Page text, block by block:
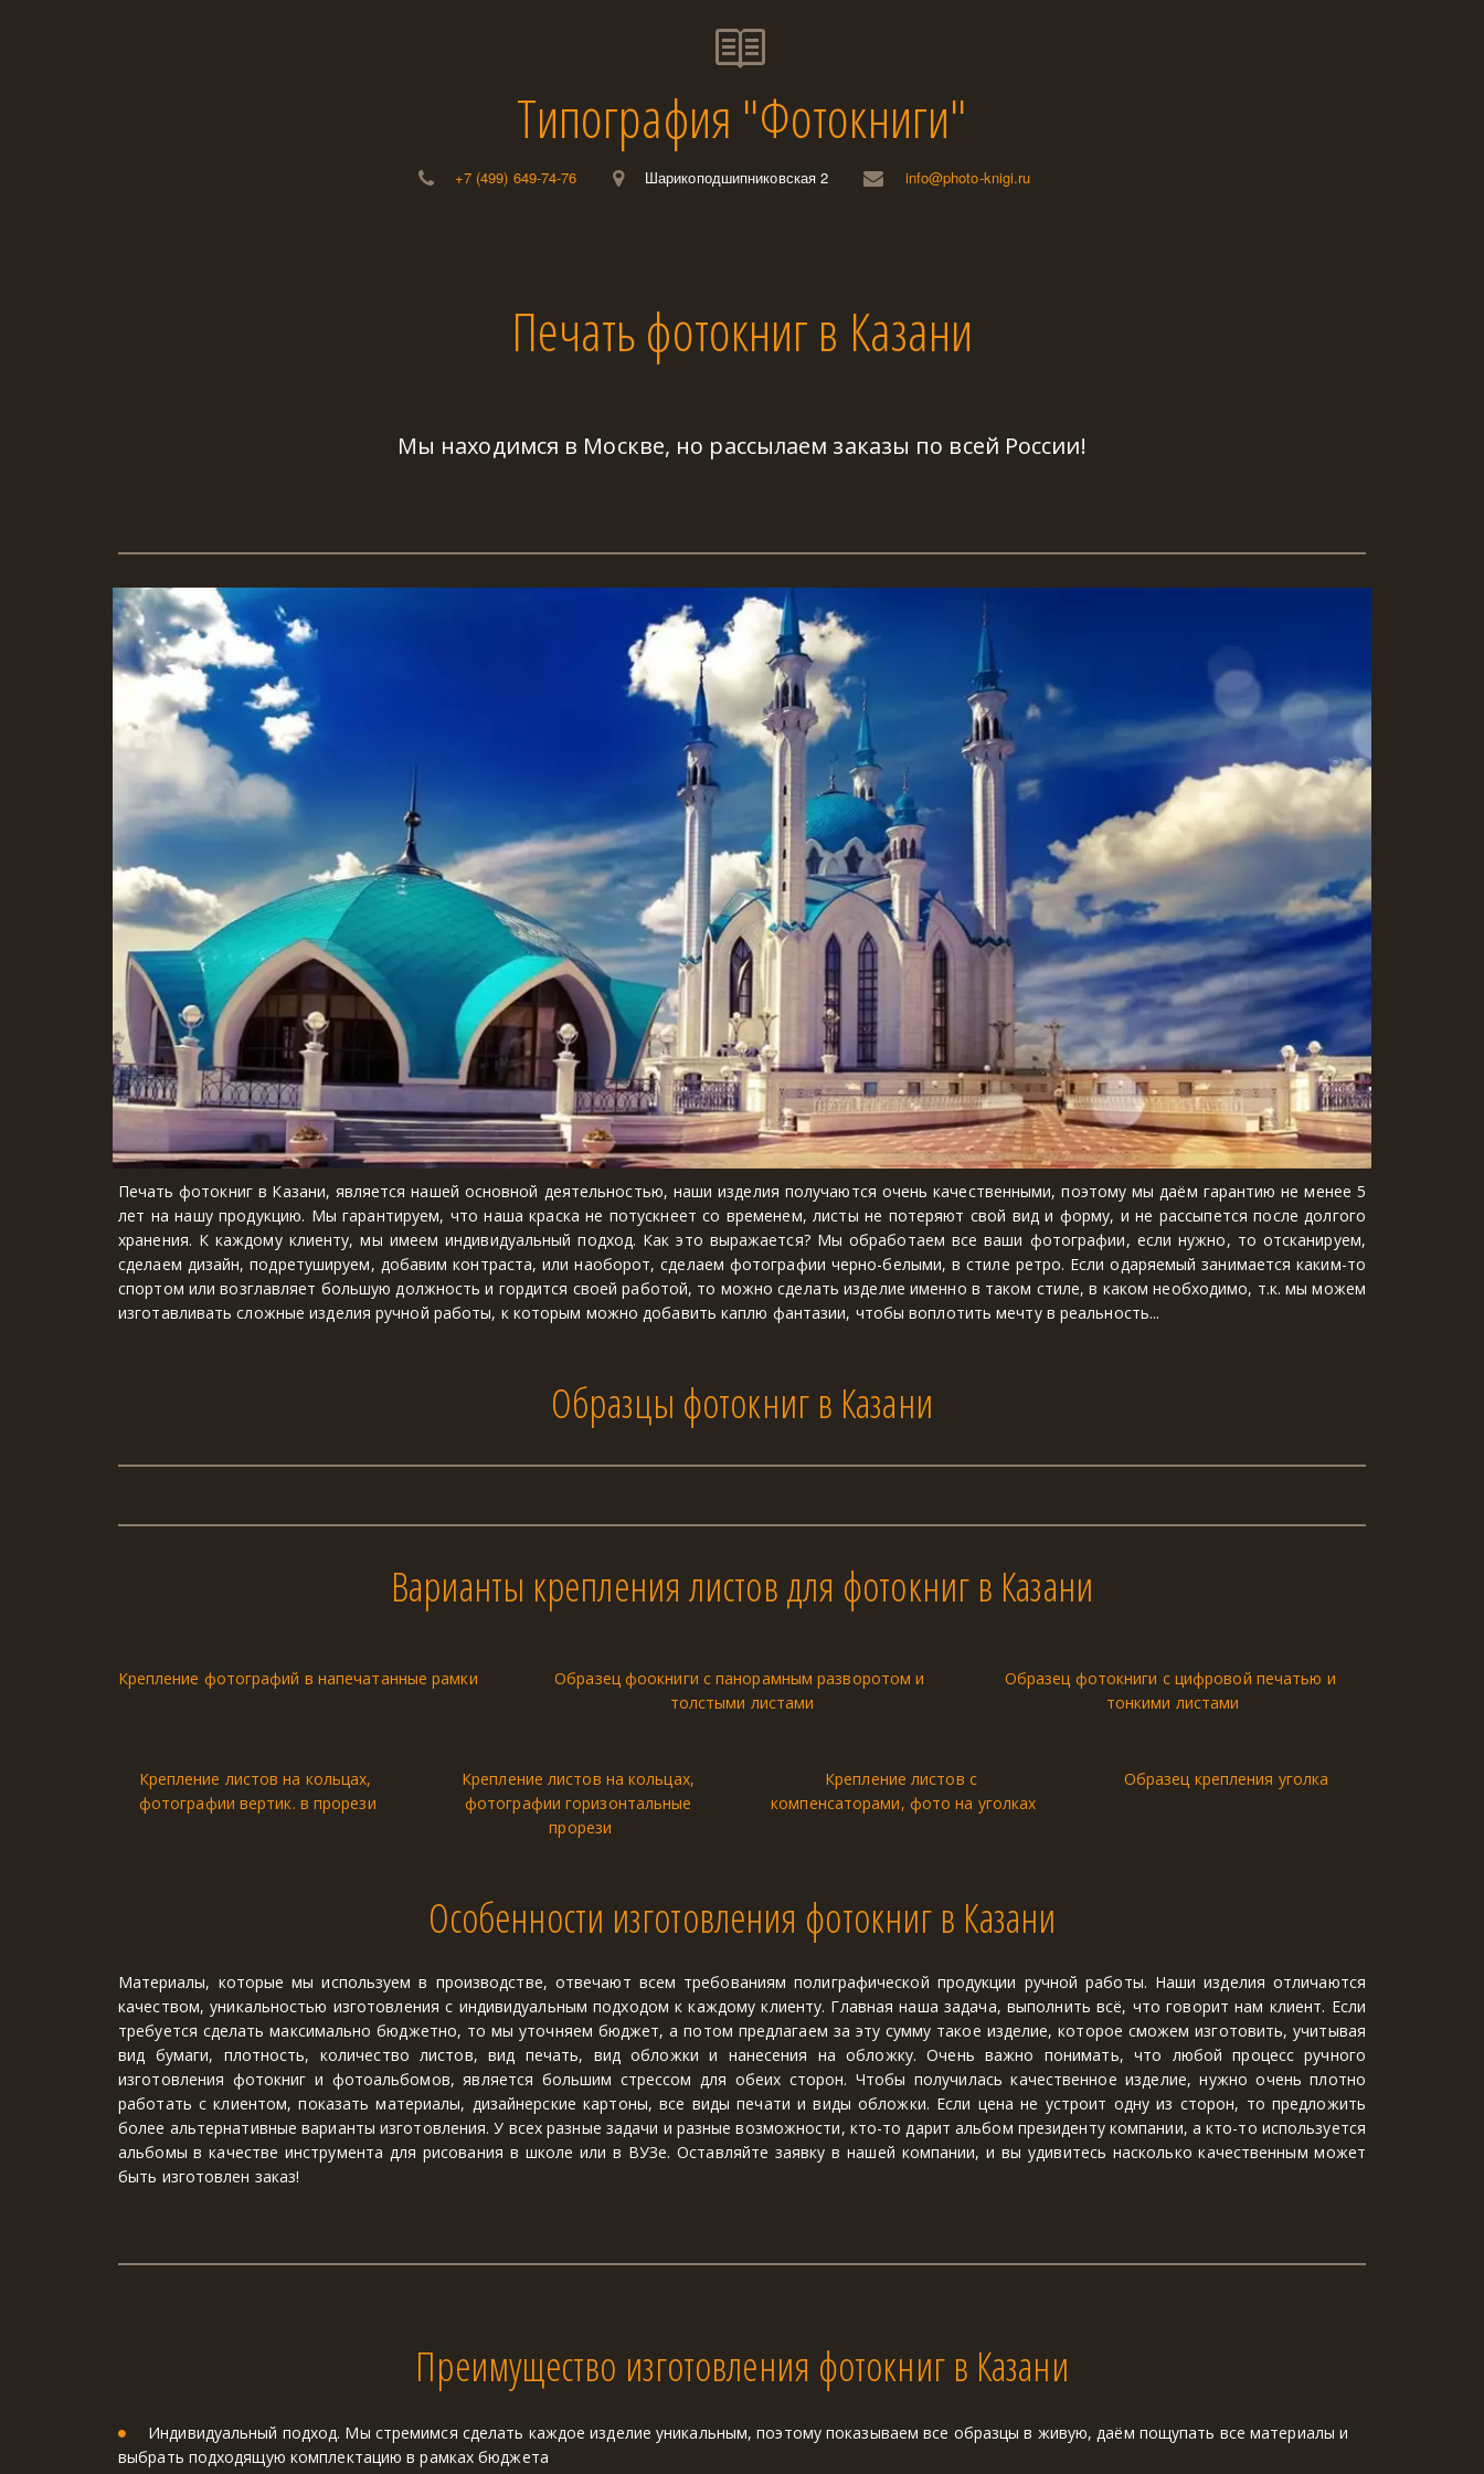
Типография "Фотокниги"
+7 (499) 649-74-76 Шарикоподшипниковская 2 info@photo-knigi.ru
Печать фотокниг в Казани
Мы находимся в Москве, но рассылаем заказы по всей России!
Печать фотокниг в Казани, является нашей основной деятельностью, наши изделия получаются очень качественными, поэтому мы даём гарантию не менее 5
лет на нашу продукцию. Мы гарантируем, что наша краска не потускнеет со временем, листы не потеряют свой вид и форму, и не рассыпется после долгого
хранения. К каждому клиенту, мы имеем индивидуальный подход. Как это выражается? Мы обработаем все ваши фотографии, если нужно, то отсканируем,
сделаем дизайн, подретушируем, добавим контраста, или наоборот, сделаем фотографии черно-белыми, в стиле ретро. Если одаряемый занимается каким-то
спортом или возглавляет большую должность и гордится своей работой, то можно сделать изделие именно в таком стиле, в каком необходимо, т.к. мы можем
изготавливать сложные изделия ручной работы, к которым можно добавить каплю фантазии, чтобы воплотить мечту в реальность...
Образцы фотокниг в Казани
Варианты крепления листов для фотокниг в Казани
Крепление фотографий в напечатанные рамки
Образец фоокниги с панорамным разворотом и
толстыми листами
Образец фотокниги с цифровой печатью и
тонкими листами
Крепление листов на кольцах,
фотографии вертик. в прорези
Крепление листов на кольцах,
фотографии горизонтальные
прорези
Крепление листов с
компенсаторами, фото на уголках
Образец крепления уголка
Особенности изготовления фотокниг в Казани
Материалы, которые мы используем в производстве, отвечают всем требованиям полиграфической продукции ручной работы. Наши изделия отличаются
качеством, уникальностью изготовления с индивидуальным подходом к каждому клиенту. Главная наша задача, выполнить всё, что говорит нам клиент. Если
требуется сделать максимально бюджетно, то мы уточняем бюджет, а потом предлагаем за эту сумму такое изделие, которое сможем изготовить, учитывая
вид бумаги, плотность, количество листов, вид печать, вид обложки и нанесения на обложку. Очень важно понимать, что любой процесс ручного
изготовления фотокниг и фотоальбомов, является большим стрессом для обеих сторон. Чтобы получилась качественное изделие, нужно очень плотно
работать с клиентом, показать материалы, дизайнерские картоны, все виды печати и виды обложки. Если цена не устроит одну из сторон, то предложить
более альтернативные варианты изготовления. У всех разные задачи и разные возможности, кто-то дарит альбом президенту компании, а кто-то используется
альбомы в качестве инструмента для рисования в школе или в ВУЗе. Оставляйте заявку в нашей компании, и вы удивитесь насколько качественным может
быть изготовлен заказ!
Преимущество изготовления фотокниг в Казани
Индивидуальный подход. Мы стремимся сделать каждое изделие уникальным, поэтому показываем все образцы в живую, даём пощупать все материалы и
выбрать подходящую комплектацию в рамках бюджета